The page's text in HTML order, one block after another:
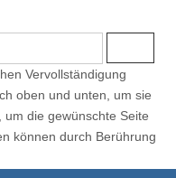
U
E
Vervollständigung
oben und unten, um sie
die gewünschte Seite
können durch Berührung